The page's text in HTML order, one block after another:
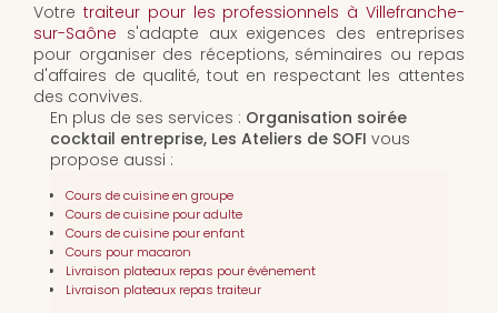
Votre traiteur pour les professionnels à Villefranche-
sur-Saône s'adapte aux exigences des entreprises
pour organiser des réceptions, séminaires ou repas
d'affaires de qualité, tout en respectant les attentes
des convives.
En plus de ses services : Organisation soirée
cocktail entreprise, Les Ateliers de SOFI vous
propose aussi :
Cours de cuisine en groupe
Cours de cuisine pour adulte
Cours de cuisine pour enfant
Cours pour macaron
Livraison plateaux repas pour événement
Livraison plateaux repas traiteur